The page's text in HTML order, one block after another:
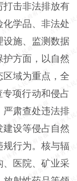
打击非法排放有
学品、非法处
设施、监测数据
方面，以自然
域为重点，全
项行动和侵占
严肃查处违法排
设等侵占自然
行为。核与辐
、医院、矿业采